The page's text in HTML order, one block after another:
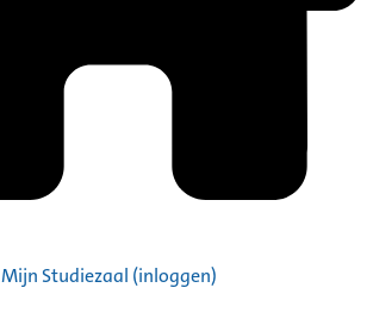
Mijn Studiezaal (inloggen)